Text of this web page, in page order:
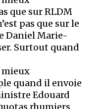
que sur RLDM
pas que sur le
Daniel Marie-
Surtout quand
mieux
quand il envoie
Edouard
rhumiers